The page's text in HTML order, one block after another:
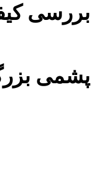
بررسی
پشمی